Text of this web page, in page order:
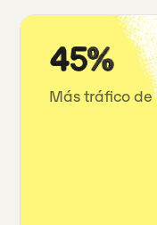
45%
Más tráfico de